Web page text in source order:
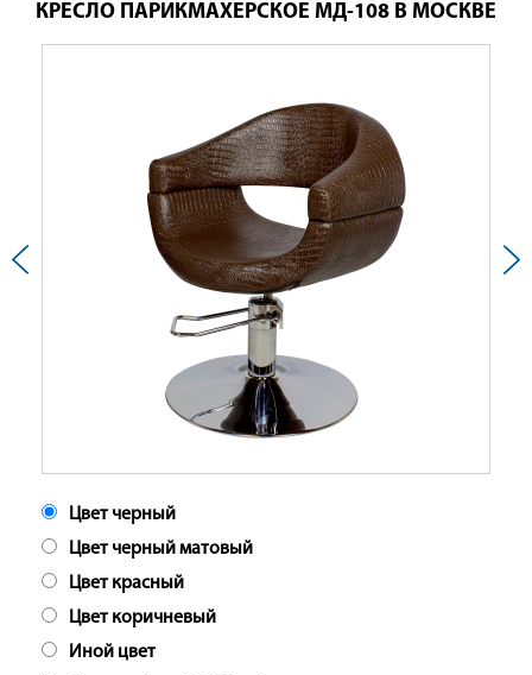
КРЕСЛО ПАРИКМАХЕРСКОЕ МД-108 В МОСКВЕ
Цвет черный
Цвет черный матовый
Цвет красный
Цвет коричневый
Иной цвет